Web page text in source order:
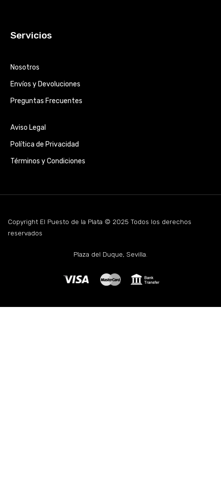
Servicios
Nosotros
Envíos y Devoluciones
Preguntas Frecuentes
Aviso Legal
Política de Privacidad
Términos y Condiciones
Copyright El Puesto de la Plata © 2025 Todos los derechos
reservados
Plaza del Duque, Sevilla.